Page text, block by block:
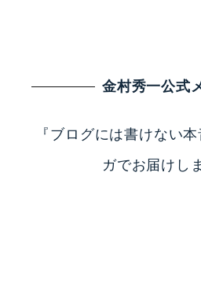
金村秀一公式
『ブログには書けない
ガでお届けし